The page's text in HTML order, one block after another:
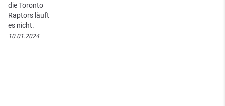
die Toronto
Raptors läuft
es nicht.
10.01.2024